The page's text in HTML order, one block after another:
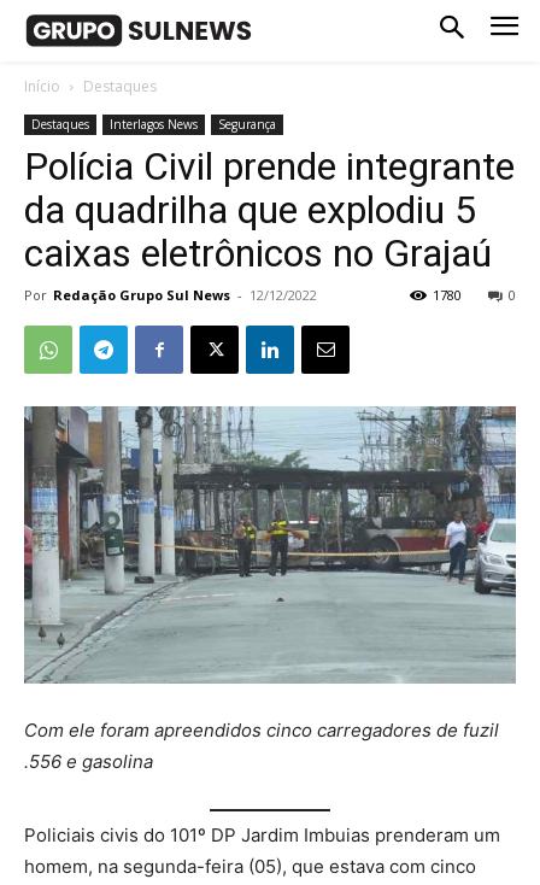
Início Destaques
Destaques Interlagos News Segurança
Polícia Civil prende integrante
da quadrilha que explodiu 5
caixas eletrônicos no Grajaú
Por Redação Grupo Sul News - 12/12/2022 0
1780
Com ele foram apreendidos cinco carregadores de fuzil
.556 e gasolina
Policiais civis do 101º DP Jardim Imbuias prenderam um
homem, na segunda-feira (05), que estava com cinco